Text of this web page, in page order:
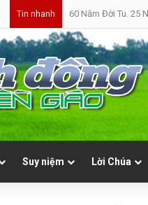
Tin nhanh 60 Năm Đời Tu. 25
Suy niệm Lời Chúa